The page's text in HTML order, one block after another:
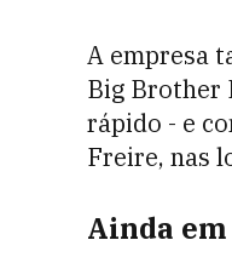
A empresa
Big Brother
rápido - e
Freire, nas
Ainda